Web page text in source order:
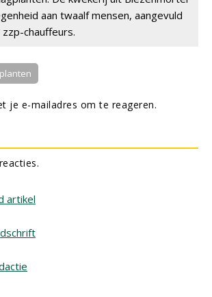
aan twaalf mensen, aangevuld
chauffeurs.
e-mailadres om te reageren.
artikel